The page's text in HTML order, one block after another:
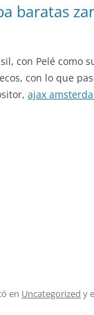
baratas
con Pelé como
con lo que
ajax
en Uncategorized y